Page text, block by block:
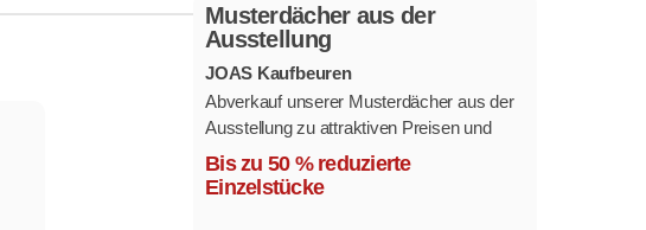
Musterdächer aus der
Ausstellung
JOAS Kaufbeuren
Abverkauf unserer Musterdächer aus der
Ausstellung zu attraktiven Preisen und
sofort verfügbar.
Mehrere Modelle in verschiedenen
Bis zu 50 % reduzierte
Einzelstücke